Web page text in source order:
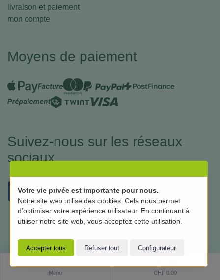
Menu CHF 0.00
livraison et paiement
mon compte
Moyens de paiement
Suivez-nous sur les réseaux
sociaux
Votre vie privée est importante pour nous.
Notre site web utilise des cookies. Cela nous permet
d'optimiser votre expérience utilisateur. En continuant à
utiliser notre site web, vous acceptez cette utilisation.